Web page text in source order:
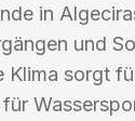
in
und
Klima sorgt